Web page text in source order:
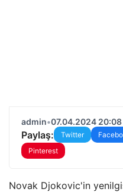
admin•07.04.2024 20:08
Paylaş: Twitter
Pinterest
Novak Djokovic'in